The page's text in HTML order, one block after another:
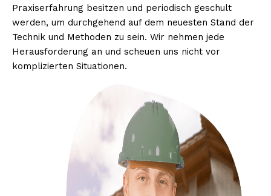
Praxiserfahrung besitzen und periodisch geschult
werden, um durchgehend auf dem neuesten Stand der
Technik und Methoden zu sein. Wir nehmen jede
Herausforderung an und scheuen uns nicht vor
komplizierten Situationen.